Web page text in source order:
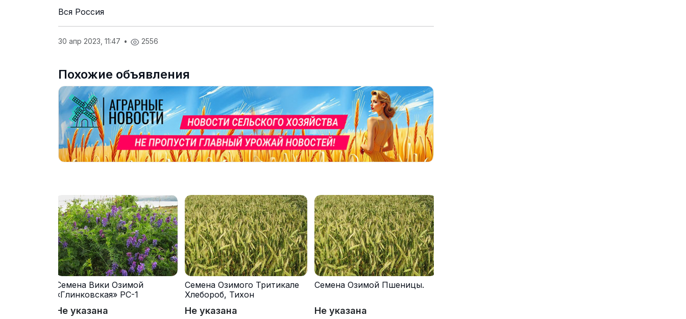
Вся Россия
30 апр 2023, 11:47 • 2556
Похожие объявления
Семена Вики Озимой
«Глинковская» РС-1
Не указана
Семена Озимого Тритикале
Хлебороб, Тихон
Не указана
Семена Озимой Пшеницы.
Не указана